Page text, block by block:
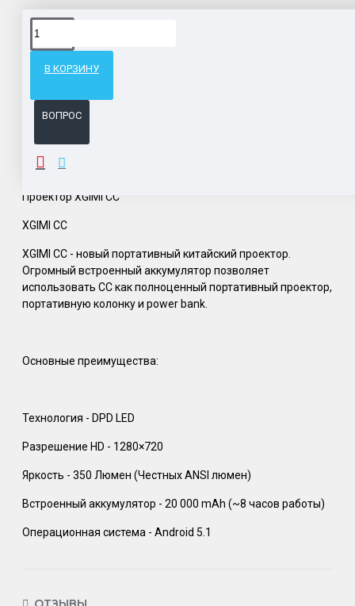
В КОРЗИНУ
ВОПРОС
Доставка товара по всему Таможенному союзу.
ОПИСАНИЕ
Проектор XGIMI CC
XGIMI CC
XGIMI CC - новый портативный китайский проектор.
Огромный встроенный аккумулятор позволяет
использовать CC как полноценный портативный проектор,
портативную колонку и power bank.
Основные преимущества:
Технология - DPD LED
Разрешение HD - 1280×720
Яркость - 350 Люмен (Честных ANSI люмен)
Встроенный аккумулятор - 20 000 mAh (~8 часов работы)
Операционная система - Android 5.1